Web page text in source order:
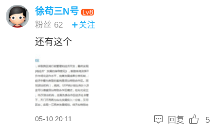
徐苟三N号
粉丝 62 关注
还有这个
05-10 20:11  回复  5